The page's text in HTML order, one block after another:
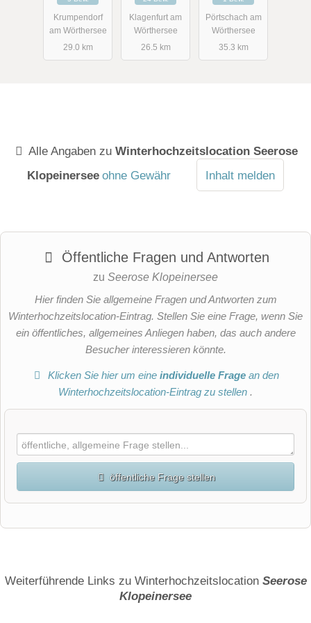
Krumpendorf
am Wörthersee
29.0 km
Klagenfurt am
Wörthersee
26.5 km
Pörtschach am
Wörthersee
35.3 km
Alle Angaben zuWinterhochzeitslocation Seerose
Klopeinersee ohne Gewähr Inhalt melden
Öffentliche Fragen und Antworten
zu Seerose Klopeinersee
Hier finden Sie allgemeine Fragen und Antworten zum
Winterhochzeitslocation-Eintrag. Stellen Sie eine Frage, wenn Sie
ein öffentliches, allgemeines Anliegen haben, das auch andere
Besucher interessieren könnte.
Klicken Sie hier um eineindividuelle Frage an den
Winterhochzeitslocation-Eintrag zu stellen .
öffentliche Frage stellen
Weiterführende Links zu Winterhochzeitslocation Seerose
Klopeinersee